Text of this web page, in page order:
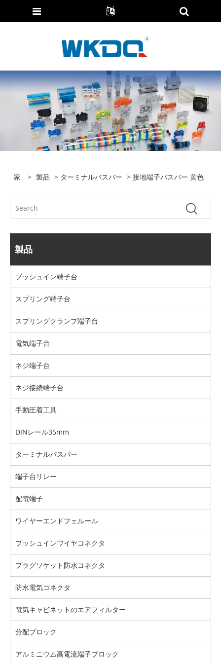
家 > 製品 > ターミナルバスバー > 接地端子バスバー 黄色
製品
プッシュイン端​​子台
スプリング端子台
スプリングクランプ端子台
電気端子台
ネジ端子台
ネジ接続端子台
手動圧着工具
DINレール35mm
ターミナルバスバー
端子台リレー
配電端子
ワイヤーエンドフェルール
プッシュインワイヤコネクタ
プラグソケット防水コネクタ
防水電気コネクタ
電気キャビネットのエアフィルター
分配ブロック
アルミニウム高電流端子ブロック